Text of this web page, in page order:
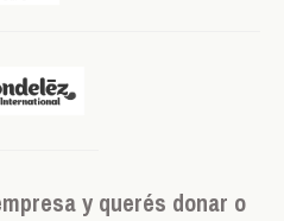
y querés donar o